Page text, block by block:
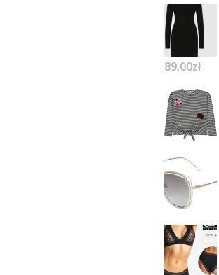
89,00zł